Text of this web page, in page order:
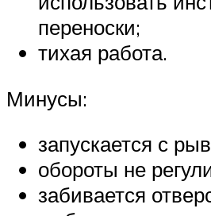
переноски;
тихая работа.
Минусы:
запускается с
обороты не
забивается